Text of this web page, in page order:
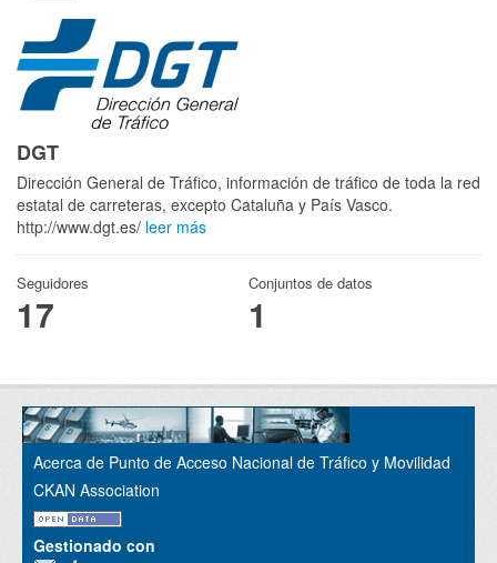
DGT
Dirección General de Tráfico, información de tráfico de toda la red
estatal de carreteras, excepto Cataluña y País Vasco.
http://www.dgt.es/ leer más
Seguidores
17
Conjuntos de datos
1
Acerca de Punto de Acceso Nacional de Tráfico y Movilidad
CKAN Association
Gestionado con